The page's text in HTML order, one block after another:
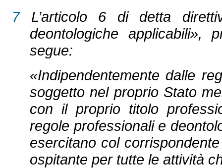
7L’articolo 6 di detta
deontologiche applicabili»,
segue:
«Indipendentemente dalle
soggetto nel proprio Stato
con il proprio titolo
regole professionali e
esercitano col
ospitante per tutte le attività